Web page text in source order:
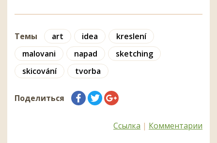
Темы art idea
kreslení
malovani
napad
sketching
skicování
tvorba
Поделиться
Ссылка | Комментарии